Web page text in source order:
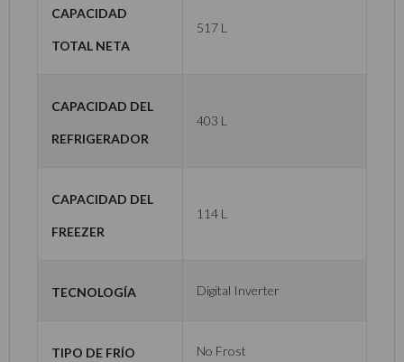
Capacidad
total neta
517 L
Capacidad del
refrigerador
403 L
Capacidad del
freezer
114 L
Tecnología Digital Inverter
Tipo de frío No Frost